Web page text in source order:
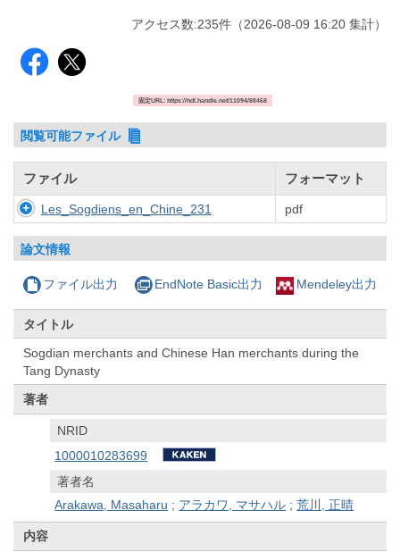
アクセス数:235件 （2026-08-09 16:20 集計）
固定URL: https://hdl.handle.net/11094/88468
閲覧可能ファイル
ファイル フォーマット
Les_Sogdiens_en_Chine_231 pdf
論文情報
ファイル出力 EndNote Basic出力 Mendeley出力
タイトル
Sogdian merchants and Chinese Han merchants during the
Tang Dynasty
著者
NRID
1000010283699
著者名
Arakawa, Masaharu ; アラカワ, マサハル ;荒川, 正晴
内容